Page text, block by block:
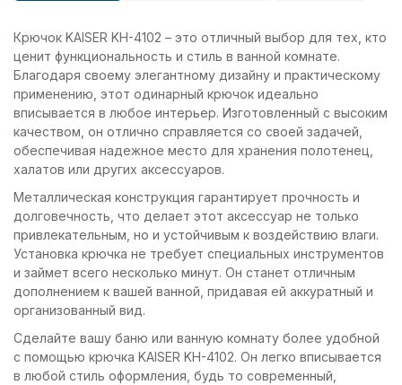
Крючок KAISER KH-4102 – это отличный выбор для тех, кто
ценит функциональность и стиль в ванной комнате.
Благодаря своему элегантному дизайну и практическому
применению, этот одинарный крючок идеально
вписывается в любое интерьер. Изготовленный с высоким
качеством, он отлично справляется со своей задачей,
обеспечивая надежное место для хранения полотенец,
халатов или других аксессуаров.
Металлическая конструкция гарантирует прочность и
долговечность, что делает этот аксессуар не только
привлекательным, но и устойчивым к воздействию влаги.
Установка крючка не требует специальных инструментов
и займет всего несколько минут. Он станет отличным
дополнением к вашей ванной, придавая ей аккуратный и
организованный вид.
Сделайте вашу баню или ванную комнату более удобной
с помощью крючка KAISER KH-4102. Он легко вписывается
в любой стиль оформления, будь то современный,